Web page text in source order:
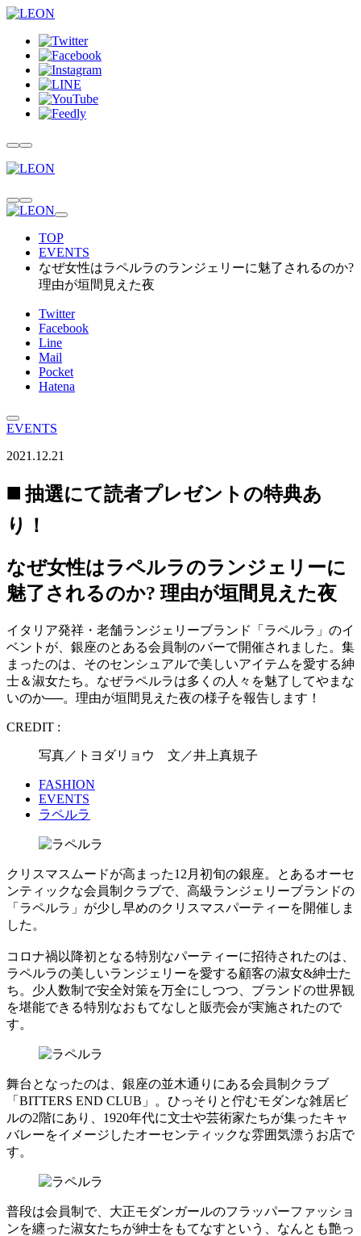
TOP
EVENTS
なぜ女性はラペルラのランジェリーに魅了されるのか?
理由が垣間見えた夜
Twitter
Facebook
Line
Mail
Pocket
Hatena
EVENTS
2021.12.21
◼️ 抽選にて読者プレゼントの特典あ
り！
なぜ女性はラペルラのランジェリーに
魅了されるのか? 理由が垣間見えた夜
イタリア発祥・老舗ランジェリーブランド「ラペルラ」のイ
ベントが、銀座のとある会員制のバーで開催されました。集
まったのは、そのセンシュアルで美しいアイテムを愛する紳
士＆淑女たち。なぜラペルラは多くの人々を魅了してやまな
いのか──。理由が垣間見えた夜の様子を報告します！
CREDIT :
写真／トヨダリョウ 文／井上真規子
FASHION
EVENTS
ラペルラ
クリスマスムードが高まった12月初旬の銀座。とあるオーセ
ンティックな会員制クラブで、高級ランジェリーブランドの
「ラペルラ」が少し早めのクリスマスパーティーを開催しま
した。
コロナ禍以降初となる特別なパーティーに招待されたのは、
ラペルラの美しいランジェリーを愛する顧客の淑女&紳士た
ち。少人数制で安全対策を万全にしつつ、ブランドの世界観
を堪能できる特別なおもてなしと販売会が実施されたので
す。
舞台となったのは、銀座の並木通りにある会員制クラブ
「BITTERS END CLUB」。ひっそりと佇むモダンな雑居ビ
ルの2階にあり、1920年代に文士や芸術家たちが集ったキャ
バレーをイメージしたオーセンティックな雰囲気漂うお店で
す。
普段は会員制で、大正モダンガールのフラッパーファッショ
ンを纏った淑女たちが紳士をもてなすという、なんとも艶っ